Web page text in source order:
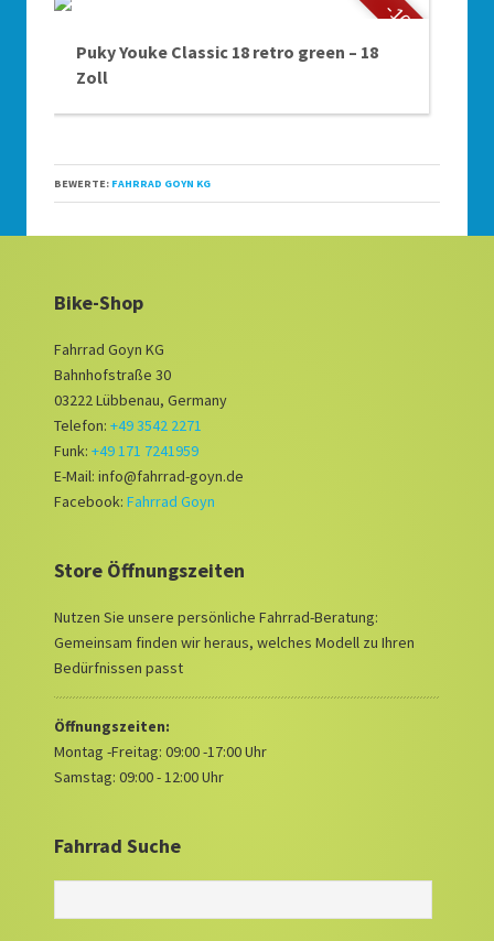
-10%
Puky Youke Classic 18 retro green – 18
Zoll
BEWERTE: FAHRRAD GOYN KG
Bike-Shop
Fahrrad Goyn KG
Bahnhofstraße 30
03222 Lübbenau, Germany
Telefon: +49 3542 2271
Funk: +49 171 7241959
E-Mail: info@fahrrad-goyn.de
Facebook: Fahrrad Goyn
Store Öffnungszeiten
Nutzen Sie unsere persönliche Fahrrad-Beratung:
Gemeinsam finden wir heraus, welches Modell zu Ihren
Bedürfnissen passt
Öffnungszeiten:
Montag -Freitag: 09:00 -17:00 Uhr
Samstag: 09:00 - 12:00 Uhr
Fahrrad Suche